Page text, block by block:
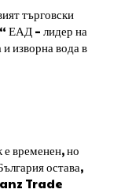
търговски
ЕАД – лидер на
изворна вода в
временен, но
остава,
Trade